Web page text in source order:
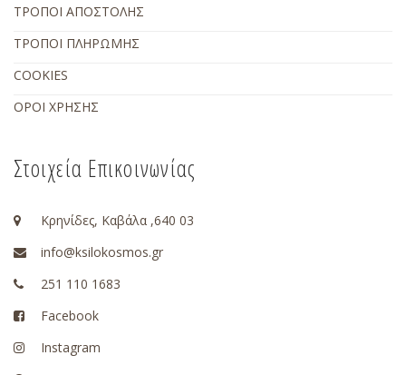
ΤΡΟΠΟΙ ΑΠΟΣΤΟΛΗΣ
ΤΡΟΠΟΙ ΠΛΗΡΩΜΗΣ
COOKIES
ΟΡΟΙ ΧΡΗΣΗΣ
Στοιχεία Επικοινωνίας
Κρηνίδες, Καβάλα ,640 03
info@ksilokosmos.gr
251 110 1683
Facebook
Instagram